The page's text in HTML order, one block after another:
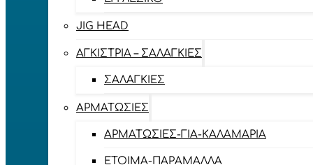
JIG HEAD
ΑΓΚΊΣΤΡΙΑ – ΣΑΛΑΓΚΙΈΣ
ΣΑΛΑΓΚΙΈΣ
ΑΡΜΑΤΩΣΙΈΣ
ΑΡΜΑΤΩΣΙΈΣ-ΓΙΑ-ΚΑΛΑΜΆΡΙΑ
ΈΤΟΙΜΑ-ΠΑΡΆΜΑΛΛΑ